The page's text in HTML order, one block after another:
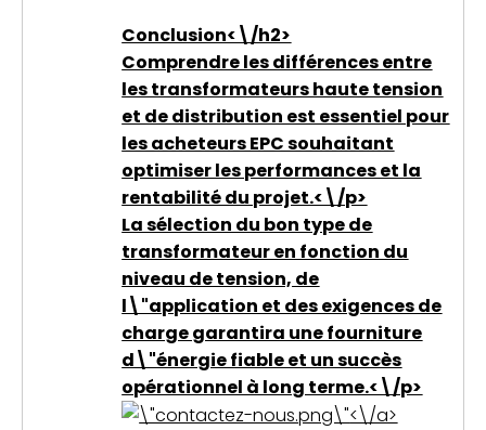
Conclusion<\/h2>
Comprendre les différences entre
les transformateurs haute tension
et de distribution est essentiel pour
les acheteurs EPC souhaitant
optimiser les performances et la
rentabilité du projet.<\/p>
La sélection du bon type de
transformateur en fonction du
niveau de tension, de
l\"application et des exigences de
charge garantira une fourniture
d\"énergie fiable et un succès
opérationnel à long terme.<\/p>
<\/a>